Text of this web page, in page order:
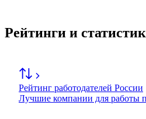
Рейтинги и
Рейтинг работодателей России
Лучшие компании для работы